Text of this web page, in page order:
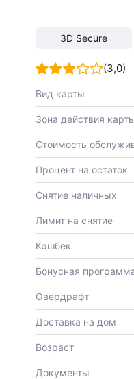
3D Secure
(3,0)
Вид карты
Зона действия
Стоимость
Процент на остаток
Снятие наличных
Лимит на снятие
Кэшбек
Бонусная
Овердрафт
Доставка на дом
Возраст
Документы